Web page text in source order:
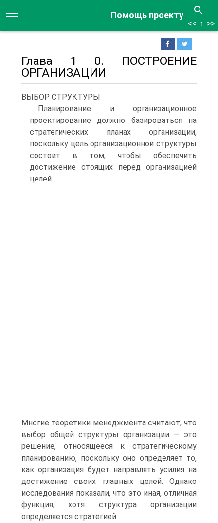
Помощь проекту
<< ↑ >>
Глава 1 0. ПОСТРОЕНИЕ
ОРГАНИЗАЦИИ
ВЫБОР СТРУКТУРЫ
Планирование и организационное
проектирование должно базироваться на
стратегических планах организации,
поскольку цель организационной структуры
состоит в том, чтобы обеспечить
достижение стоящих перед организацией
целей.
Многие теоретики менеджмента считают, что
выбор общей структуры организации — это
решение, относящееся к стратегическому
планированию, поскольку оно определяет то,
как организация будет направлять усилия на
достижение своих главных целей. Однако
исследования показали, что это иная, отличная
функция, хотя структура организации
определяется стратегией.